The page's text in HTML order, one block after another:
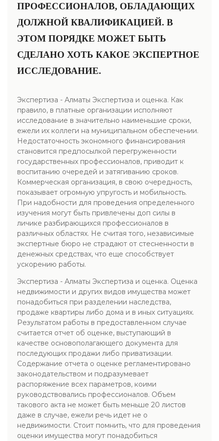
ПРОФЕССИОНАЛОВ, ОБЛАДАЮЩИХ
ДОЛЖНОЙ КВАЛИФИКАЦИЕЙ. В
ЭТОМ ПОРЯДКЕ МОЖЕТ БЫТЬ
СДЕЛАНО ХОТЬ КАКОЕ ЭКСПЕРТНОЕ
ИССЛЕДОВАНИЕ.
Экспертиза - Алматы Экспертиза и оценка. Как
правило, в платные организации исполняют
исследование в значительно наименьшие сроки,
ежели их коллеги на муниципальном обеспечении.
Недостаточность экономного финансирования
становится предпосылкой перегруженности
государственных профессионалов, приводит к
воспитанию очередей и затягиванию сроков.
Коммерческая организация, в свою очередность,
показывает огромную упругость и мобильность.
При надобности для проведения определенного
изучения могут быть привлечены доп силы в
личике разбирающихся профессионалов в
различных областях. Не считая того, независимые
экспертные бюро не страдают от стесненности в
денежных средствах, что еще способствует
ускорению работы.
Экспертиза - Алматы Экспертиза и оценка. Оценка
недвижимости и других видов имущества может
понадобиться при разделении наследства,
продаже квартиры либо дома и в иных ситуациях.
Результатом работы в предоставленном случае
считается отчет об оценке, выступающий в
качестве основополагающего документа для
последующих продажи либо приватизации.
Содержание отчета о оценке регламентировано
законодательством и подразумевает
распоряжение всех параметров, коими
руководствовались профессионалов. Объем
такового акта не может быть меньше 20 листов
даже в случае, ежели речь идет не о
недвижимости. Стоит помнить, что для проведения
оценки имущества могут понадобиться